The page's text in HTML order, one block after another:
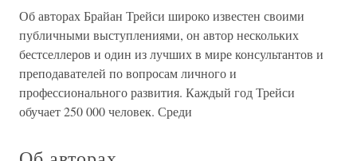
Об авторах Брайан Трейси широко известен своими
публичными выступлениями, он автор нескольких
бестселлеров и один из лучших в мире консультантов и
преподавателей по вопросам личного и
профессионального развития. Каждый год Трейси
обучает 250 000 человек. Среди